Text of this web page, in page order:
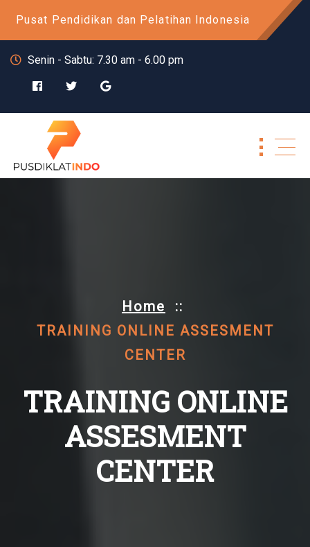
Pusat Pendidikan dan Pelatihan Indonesia
Senin - Sabtu: 7.30 am - 6.00 pm
Home ::
TRAINING ONLINE ASSESMENT
CENTER
TRAINING ONLINE
ASSESMENT
CENTER